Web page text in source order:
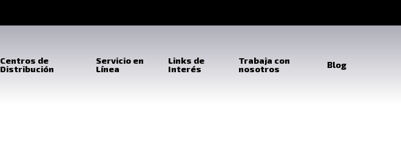
Centros de
Distribución
Servicio en
Línea
Links de
Interés
Trabaja con
nosotros
Blog